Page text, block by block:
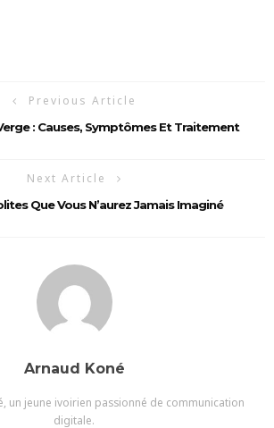
Previous Article
: Causes, Symptômes Et Traitement
Next Article
Que Vous N’aurez Jamais Imaginé
Arnaud Koné
un jeune ivoirien passionné de communication
digitale.